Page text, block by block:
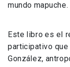
mundo mapuche.
Este libro es el
participativo que
González,